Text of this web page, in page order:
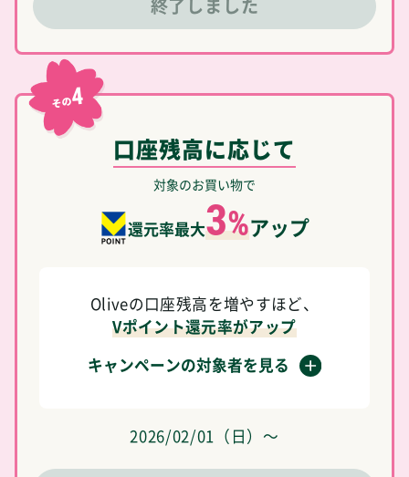
終了しました
その4
口座残高に応じて
対象のお買い物で
還元率最大3%アップ
Oliveの口座残高を増やすほど、
Vポイント還元率がアップ
キャンペーンの対象者を見る
2026/02/01（日）～